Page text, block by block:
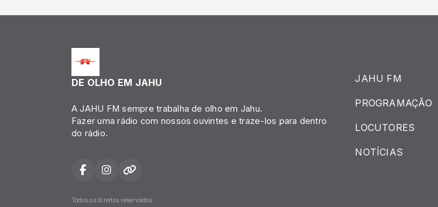
DE OLHO EM JAHU
A JAHU FM sempre trabalha de olho em Jahu.
Fazer uma rádio com nossos ouvintes e traze-los para dentro
do rádio.
JAHU FM
PROGRAMAÇÃO
LOCUTORES
NOTÍCIAS
Todos os direitos reservados.